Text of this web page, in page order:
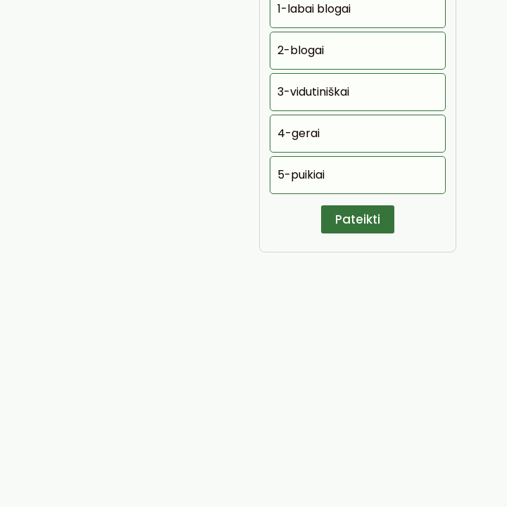
1-labai blogai
2-blogai
3-vidutiniškai
4-gerai
5-puikiai